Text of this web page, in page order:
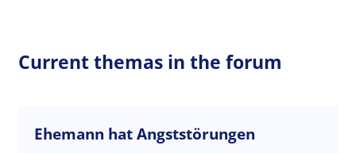
Current themas in the forum
Ehemann hat Angststörungen